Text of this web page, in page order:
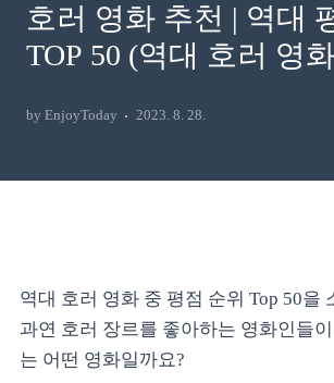
호러 영화 추천 | 역대
TOP 50 (역대 호러 영
by EnjoyToday 2023. 8. 28.
역대 호러 영화 중 평점 순위 Top 50을
과연 호러 장르를 좋아하는 영화인들
는 어떤 영화일까요?